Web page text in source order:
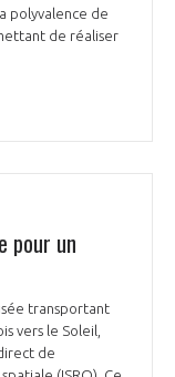
ET SPATIALE
polyvalence de
de réaliser
pour un
transportant
vers le Soleil,
de